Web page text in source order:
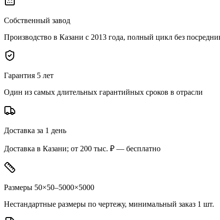
Собственный завод
Производство в Казани с 2013 года, полный цикл без
Гарантия 5 лет
Один из самых длительных гарантийных сроков в отрасли
Доставка за 1 день
Доставка в Казани; от 200 тыс. ₽ — бесплатно
Размеры 50×50–5000×5000
Нестандартные размеры по чертежу, минимальный заказ 1 шт.